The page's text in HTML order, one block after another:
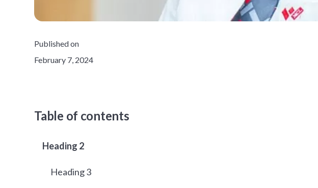
Published on
February 7, 2024
Table of contents
Heading 2
Heading 3